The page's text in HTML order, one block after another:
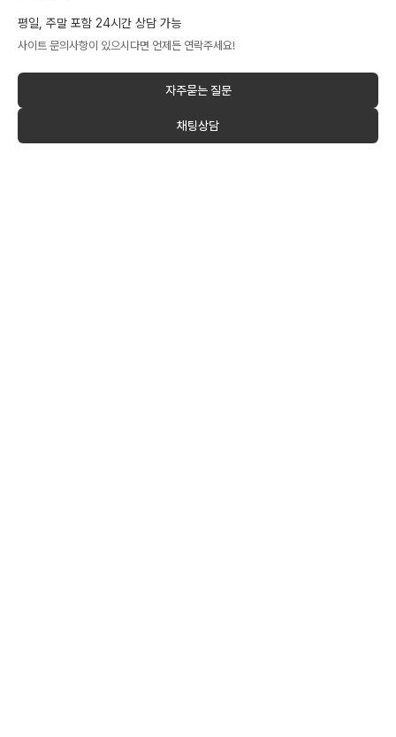
평일, 주말 포함 24시간 상담 가능
사이트 문의사항이 있으시다면 언제든 연락주세요!
자주묻는 질문
채팅상담